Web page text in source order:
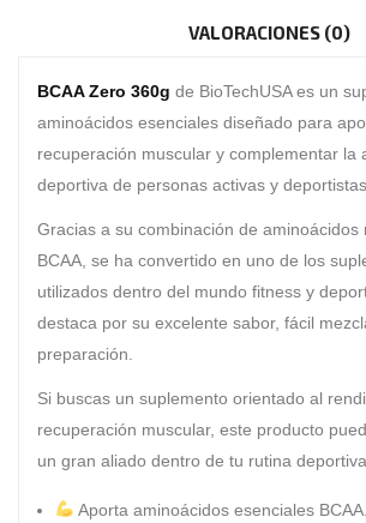
VALORACIONES (0)
BCAA Zero 360g de BioTechUSAes un
aminoácidos esenciales diseñado para
recuperación muscular y complementar la
deportiva de personas activas y deportistas.
Gracias a su combinación de aminoácidos
BCAA, se ha convertido en uno de los
utilizados dentro del mundo fitness y
destaca por su excelente sabor, fácil
preparación.
Si buscas un suplemento orientado al
recuperación muscular, este producto
un gran aliado dentro de tu rutina deportiva
Aporta aminoácidos esenciales BCAA.